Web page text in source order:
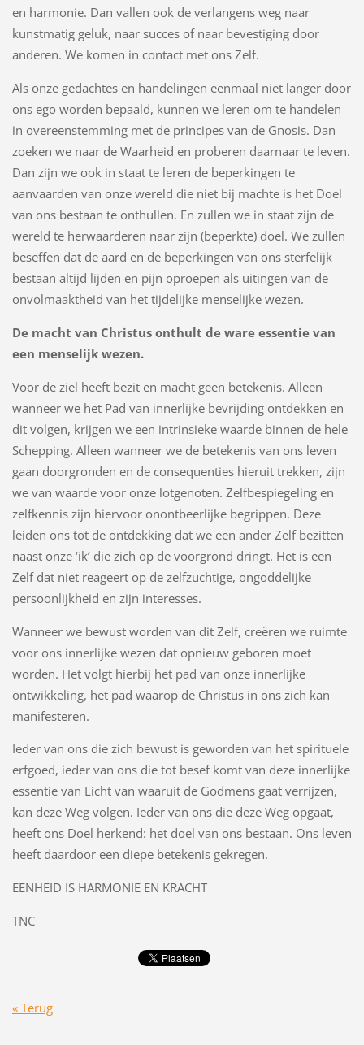
en harmonie. Dan vallen ook de verlangens weg naar
kunstmatig geluk, naar succes of naar bevestiging door
anderen. We komen in contact met ons Zelf.
Als onze gedachtes en handelingen eenmaal niet langer door
ons ego worden bepaald, kunnen we leren om te handelen
in overeenstemming met de principes van de Gnosis. Dan
zoeken we naar de Waarheid en proberen daarnaar te leven.
Dan zijn we ook in staat te leren de beperkingen te
aanvaarden van onze wereld die niet bij machte is het Doel
van ons bestaan te onthullen. En zullen we in staat zijn de
wereld te herwaarderen naar zijn (beperkte) doel. We zullen
beseffen dat de aard en de beperkingen van ons sterfelijk
bestaan altijd lijden en pijn oproepen als uitingen van de
onvolmaaktheid van het tijdelijke menselijke wezen.
De macht van Christus onthult de ware essentie van
een menselijk wezen.
Voor de ziel heeft bezit en macht geen betekenis. Alleen
wanneer we het Pad van innerlijke bevrijding ontdekken en
dit volgen, krijgen we een intrinsieke waarde binnen de hele
Schepping. Alleen wanneer we de betekenis van ons leven
gaan doorgronden en de consequenties hieruit trekken, zijn
we van waarde voor onze lotgenoten. Zelfbespiegeling en
zelfkennis zijn hiervoor onontbeerlijke begrippen. Deze
leiden ons tot de ontdekking dat we een ander Zelf bezitten
naast onze ‘ik’ die zich op de voorgrond dringt. Het is een
Zelf dat niet reageert op de zelfzuchtige, ongoddelijke
persoonlijkheid en zijn interesses.
Wanneer we bewust worden van dit Zelf, creëren we ruimte
voor ons innerlijke wezen dat opnieuw geboren moet
worden. Het volgt hierbij het pad van onze innerlijke
ontwikkeling, het pad waarop de Christus in ons zich kan
manifesteren.
Ieder van ons die zich bewust is geworden van het spirituele
erfgoed, ieder van ons die tot besef komt van deze innerlijke
essentie van Licht van waaruit de Godmens gaat verrijzen,
kan deze Weg volgen. Ieder van ons die deze Weg opgaat,
heeft ons Doel herkend: het doel van ons bestaan. Ons leven
heeft daardoor een diepe betekenis gekregen.
EENHEID IS HARMONIE EN KRACHT
TNC
« Terug